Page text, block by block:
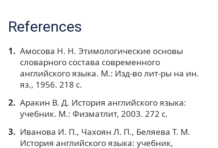
References
Амосова Н. Н. Этимологические основы
словарного состава современного
английского языка. М.: Изд-во лит-ры на ин.
яз., 1956. 218 с.
Аракин В. Д. История английского языка:
учебник. М.: Физматлит, 2003. 272 с.
Иванова И. П., Чахоян Л. П., Беляева Т. М.
История английского языка: учебник,